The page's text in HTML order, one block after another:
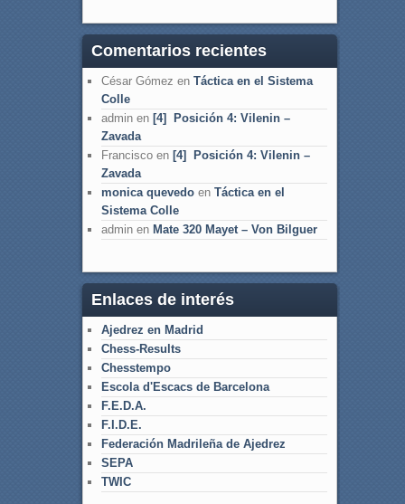
Comentarios recientes
César Gómez en Táctica en el Sistema
Colle
adminen [4] Posición 4: Vilenin –
Zavada
Franciscoen [4] Posición 4: Vilenin –
Zavada
monica quevedoen Táctica en el
Sistema Colle
adminen Mate 320 Mayet – Von Bilguer
Enlaces de interés
Ajedrez en Madrid
Chess-Results
Chesstempo
Escola d'Escacs de Barcelona
F.E.D.A.
F.I.D.E.
Federación Madrileña de Ajedrez
SEPA
TWIC